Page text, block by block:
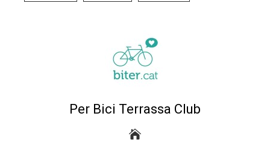
Per Bici Terrassa Club